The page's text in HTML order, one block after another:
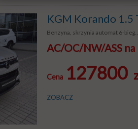
KGM Korando
Benzyna, skrzynia automat 6-
AC/OC/NW/ASS na
Cena 127800
ZOBACZ